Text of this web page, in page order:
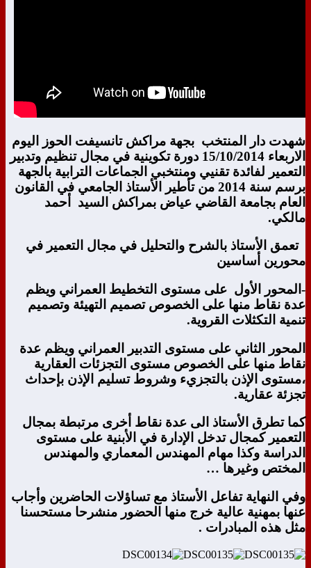
شهدت دار المنتخب بجهة مراكش تانسيفت الحوز اليوم
الاربعاء 15/10/2014 دورة تكوينية في مجال تنظيم وتدبير
التعمير لفائدة تقنيي ومنتخبي الجماعات الترابية بالجهة
برسم سنة 2014 من تأطير الأستاذ الجامعي في القانون
العام بجامعة القاضي عياض بمراكش السيد أحمد
مالكي.
تعمق الأستاذ بالشرح والتحليل في مجال التعمير في
محورين أساسين
-المحور الأول على مستوى التخطيط العمراني ويظم
عدة نقاط منها على الخصوص تصميم التهيئة وتصميم
تنمية التكثلات القروية.
المحور الثاني على مستوى التدبير العمراني ويظم عدة
نقاط منها على الخصوص مستوى التجزئات العقارية
،مستوى الإذن بالتجزيء وشروط تسليم الإذن بإحداث
تجزئة عقارية.
كما تطرق الأستاذ الى عدة نقاط أخرى مرتبطة بمجال
التعمير كمجال تدخل الإدارة في الأبنية على مستوى
الدراسة وكذا مهام المهندس المعماري والمهندس
المختص وغيرها …
وفي النهاية تفاعل الأستاذ مع تساؤلات الحاضرين وأجاب
عنها بمهنية عالية خرج منها الحضور منشرحا مستحسنا
مثل هذه المبادرات .